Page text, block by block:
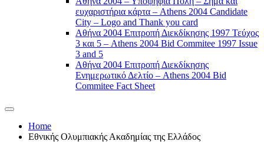
ευχαριστήρια κάρτα – Athens 2004 Candidate
City – Logo and Thank you card
Αθήνα 2004 Επιτροπή Διεκδίκησης 1997 Τεύχος
3 και 5 – Athens 2004 Bid Commitee 1997 Issue
3 and 5
Αθήνα 2004 Επιτροπή Διεκδίκησης
Ενημερωτικό Δελτίο – Athens 2004 Bid
Commitee Fact Sheet
Home
Εθνικής Ολυμπιακής Ακαδημίας της Ελλάδος